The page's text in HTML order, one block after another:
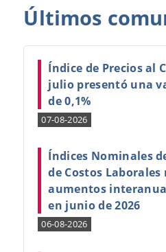
Últimos
Índice de Precios al
julio presentó una
de 0,1%
07-08-2026
Índices Nominales
de Costos
aumentos
en junio de 2026
06-08-2026